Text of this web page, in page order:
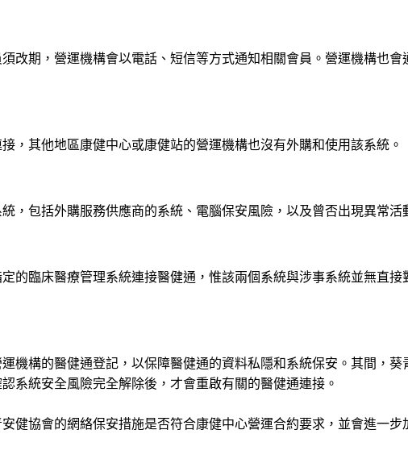
改期，營運機構會以電話、短信等方式通知相關會員。營運機構也
，其他地區康健中心或康健站的營運機構也沒有外購和使用該系統。
，包括外購服務供應商的系統、電腦保安風險，以及曾否出現異常活
的臨床醫療管理系統連接醫健通，惟該兩個系統與涉事系統並無直
機構的醫健通登記，以保障醫健通的資料私隱和系統保安。其間，
系統安全風險完全解除後，才會重啟有關的醫健通連接。
健協會的網絡保安措施是否符合康健中心營運合約要求，並會進一步